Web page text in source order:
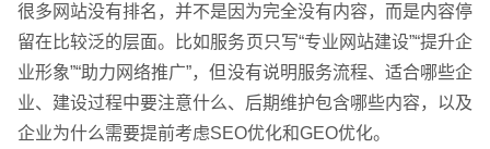
很多网站没有排名，并不是因为完全没有内容，而是内容停
留在比较泛的层面。比如服务页只写“专业网站建设”“提升企
业形象”“助力网络推广”，但没有说明服务流程、适合哪些企
业、建设过程中要注意什么、后期维护包含哪些内容，以及
企业为什么需要提前考虑SEO优化和GEO优化。
请输入您的公司名称 您的称呼